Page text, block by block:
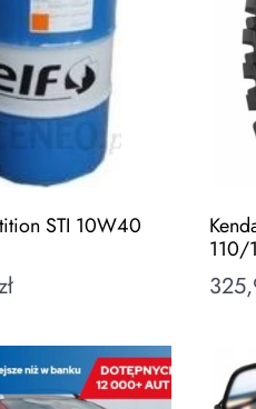
STI 10W40
110/